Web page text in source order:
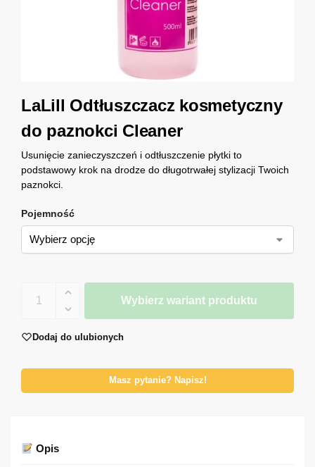
LaLill Odtłuszczacz kosmetyczny
do paznokci Cleaner
Usunięcie zanieczyszczeń i odtłuszczenie płytki to
podstawowy krok na drodze do długotrwałej stylizacji Twoich
paznokci.
Pojemność
Wybierz wariant produktu
Dodaj do ulubionych
Masz pytanie? Napisz!
Opis